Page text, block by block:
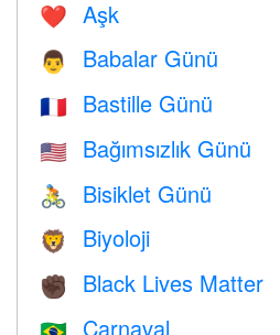
❤️️ Aşk
👨 Babalar Günü
🇫🇷 Bastille Günü
🇺🇸 Bağımsızlık Günü
🚴 Bisiklet Günü
🦁 Biyoloji
✊🏿 Black Lives Matter
Carnaval